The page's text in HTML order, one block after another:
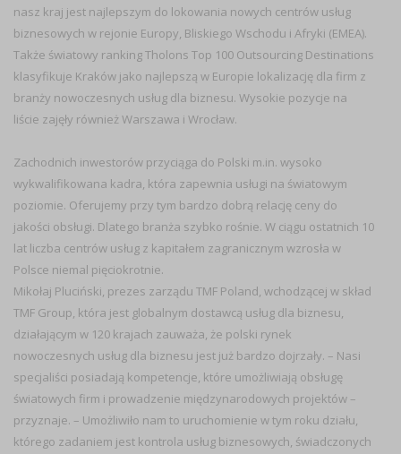
nasz kraj jest najlepszym do lokowania nowych centrów usług
biznesowych w rejonie Europy, Bliskiego Wschodu i Afryki (EMEA).
Także światowy ranking Tholons Top 100 Outsourcing Destinations
klasyfikuje Kraków jako najlepszą w Europie lokalizację dla firm z
branży nowoczesnych usług dla biznesu. Wysokie pozycje na
liście zajęły również Warszawa i Wrocław.
Zachodnich inwestorów przyciąga do Polski m.in. wysoko
wykwalifikowana kadra, która zapewnia usługi na światowym
poziomie. Oferujemy przy tym bardzo dobrą relację ceny do
jakości obsługi. Dlatego branża szybko rośnie. W ciągu ostatnich 10
lat liczba centrów usług z kapitałem zagranicznym wzrosła w
Polsce niemal pięciokrotnie.
Mikołaj Pluciński, prezes zarządu TMF Poland, wchodzącej w skład
TMF Group, która jest globalnym dostawcą usług dla biznesu,
działającym w 120 krajach zauważa, że polski rynek
nowoczesnych usług dla biznesu jest już bardzo dojrzały. – Nasi
specjaliści posiadają kompetencje, które umożliwiają obsługę
światowych firm i prowadzenie międzynarodowych projektów –
przyznaje. – Umożliwiło nam to uruchomienie w tym roku działu,
którego zadaniem jest kontrola usług biznesowych, świadczonych